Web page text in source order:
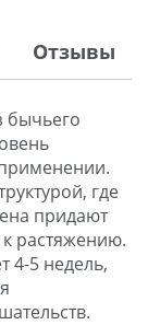
Отзывы
бычьего
где
придают
растяжению.
4-5 недель,